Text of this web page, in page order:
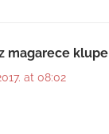
magarece klupe
at 08:02